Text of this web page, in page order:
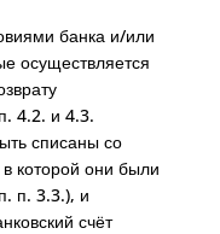
банка и/или
осуществляется
4.2. и 4.3.
списаны со
которой они были
п. 3.3.), и
счёт